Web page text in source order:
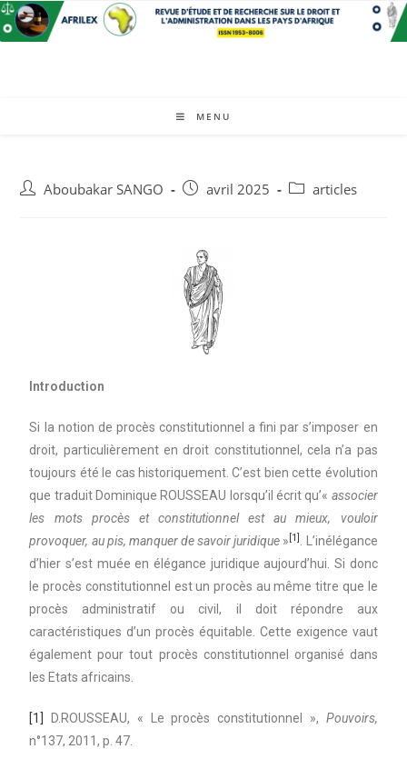
MENU
Aboubakar SANGO avril 2025 articles
Introduction
Si la notion de procès constitutionnel a fini par s’imposer en
droit, particulièrement en droit constitutionnel, cela n’a pas
toujours été le cas historiquement. C’est bien cette évolution
que traduit Dominique ROUSSEAU lorsqu’il écrit qu’« associer
les mots procès et constitutionnel est au mieux, vouloir
provoquer, au pis, manquer de savoir juridique » [1]
. L’inélégance
d’hier s’est muée en élégance juridique aujourd’hui. Si donc
le procès constitutionnel est un procès au même titre que le
procès administratif ou civil, il doit répondre aux
caractéristiques d’un procès équitable. Cette exigence vaut
également pour tout procès constitutionnel organisé dans
les Etats africains.
[1] D.ROUSSEAU, « Le procès constitutionnel », Pouvoirs,
n°137, 2011, p. 47.